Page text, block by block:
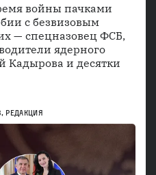
войны пачками
с безвизовым
— спецназовец ФСБ,
ядерного
и десятки
, РЕДАКЦИЯ